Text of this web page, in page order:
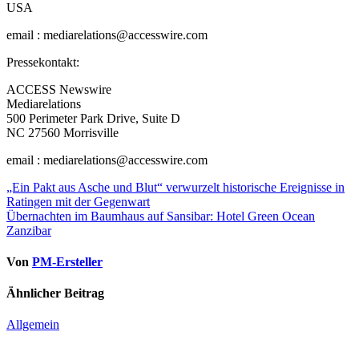
USA
email : mediarelations@accesswire.com
Pressekontakt:
ACCESS Newswire
Mediarelations
500 Perimeter Park Drive, Suite D
NC 27560 Morrisville
email : mediarelations@accesswire.com
Beitragsnavigation
„Ein Pakt aus Asche und Blut“ verwurzelt historische Ereignisse in
Ratingen mit der Gegenwart
Übernachten im Baumhaus auf Sansibar: Hotel Green Ocean
Zanzibar
Von PM-Ersteller
Ähnlicher Beitrag
Allgemein